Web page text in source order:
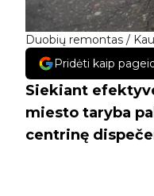
Duobių remontas /
Pridėti kaip
Siekiant
miesto taryba
centrinę